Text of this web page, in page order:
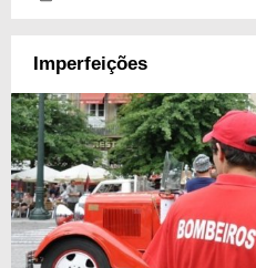
Imperfeições